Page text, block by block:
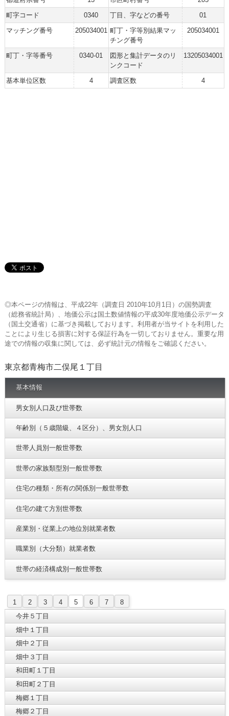
町字コード
0340 丁目、字などの番号
01
マッチング番号
205034001 町丁・字等別結果マッ
チング番号
205034001
町丁・字等番号 0340-01
図形と集計データのリ
ンクコード
13205034001
基本単位区数 4 調査区数 4
◎本ページの情報は、平成22年（調査日 2010年10月1日）の国勢調査
（総務省統計局）、地価公示は国土数値情報の平成30年度地価公示データ
（国土交通省）に基づき掲載しております。利用者が当サイトを利用した
ことにより生じる損害に対する保証行為を一切しておりません。重要な用
途での情報の収集に関しては、必ず統計元の情報をご確認ください。
東京都青梅市二俣尾１丁目
基本情報
男女別人口及び世帯数
年齢別（５歳階級、４区分）、男女別人口
世帯人員別一般世帯数
世帯の家族類型別一般世帯数
住宅の種類・所有の関係別一般世帯数
住宅の建て方別世帯数
産業別・従業上の地位別就業者数
職業別（大分類）就業者数
世帯の経済構成別一般世帯数
1 2 3 4 5 6 7
8
今井５丁目
畑中１丁目
畑中２丁目
畑中３丁目
和田町１丁目
和田町２丁目
梅郷１丁目
梅郷２丁目